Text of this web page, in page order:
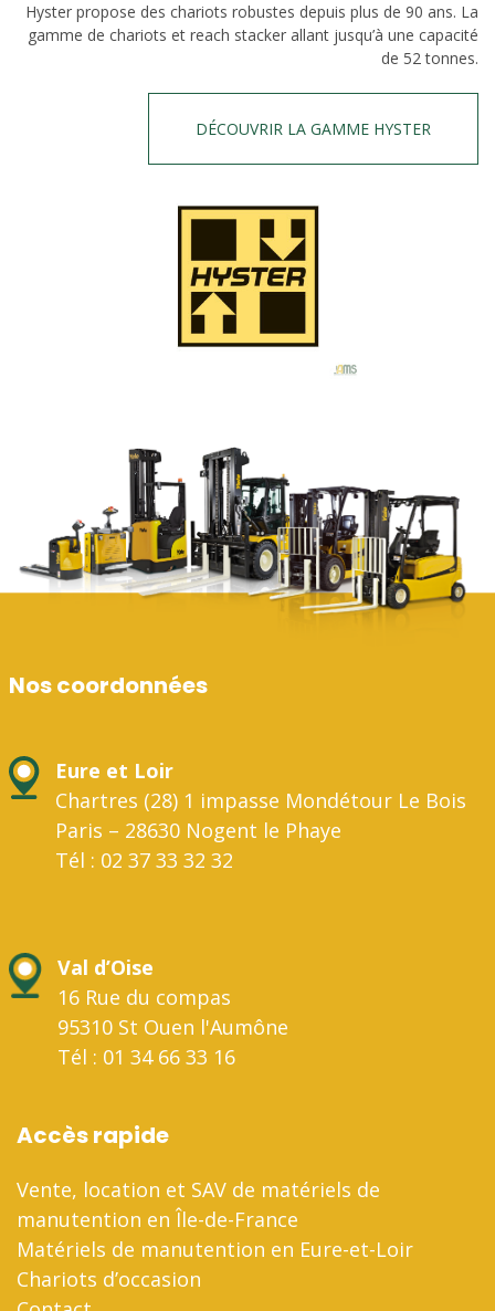
Hyster propose des chariots robustes depuis plus de 90 ans. La
gamme de chariots et reach stacker allant jusqu’à une capacité
de 52 tonnes.
DÉCOUVRIR LA GAMME HYSTER
Nos coordonnées
Eure et Loir
Chartres (28) 1 impasse Mondétour Le Bois
Paris – 28630 Nogent le Phaye
Tél : 02 37 33 32 32
Val d’Oise
16 Rue du compas
95310 St Ouen l'Aumône
Tél : 01 34 66 33 16
Accès rapide
Vente, location et SAV de matériels de
manutention en Île-de-France
Matériels de manutention en Eure-et-Loir
Chariots d’occasion